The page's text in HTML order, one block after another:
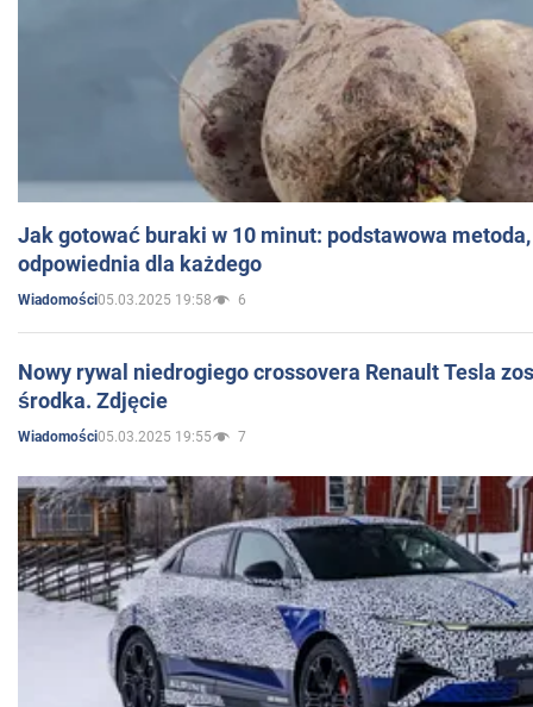
Jak gotować buraki w 10 minut: podstawowa
odpowiednia dla każdego
Wiadomości05.03.2025 19:58 6
Nowy rywal niedrogiego crossovera Renault Tesla
środka. Zdjęcie
Wiadomości05.03.2025 19:55 7